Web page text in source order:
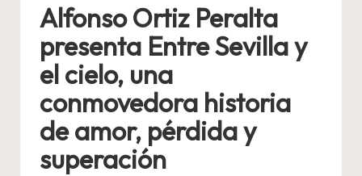
Alfonso Ortiz Peralta
presenta Entre Sevilla y
el cielo, una
conmovedora historia
de amor, pérdida y
superación